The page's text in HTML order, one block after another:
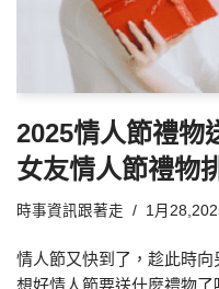
2025情人節禮物
女友情人節禮物
時事資訊跟著走 1月
情人節又快到了，趁此時
想好情人節要送什麼禮物